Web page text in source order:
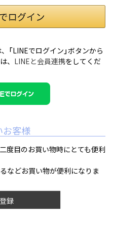
「LINEでログイン」ボタンから
、 LINEと会員連携をしてくだ
お客様
度目のお買い物時にとても便利
などお買い物が便利になりま
録